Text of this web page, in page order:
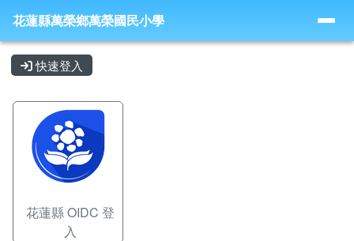
花蓮縣萬榮鄉萬榮國民小學
導覽列
花蓮縣萬榮鄉萬榮國民小學
主內容區域
快速登入
花蓮縣 OIDC 登
入
頁尾區域